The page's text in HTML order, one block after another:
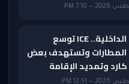
حتى في الرحلات الداخلية.. ICE توسع
المطارات وتستهدف بعض
وتمديد الإقامة